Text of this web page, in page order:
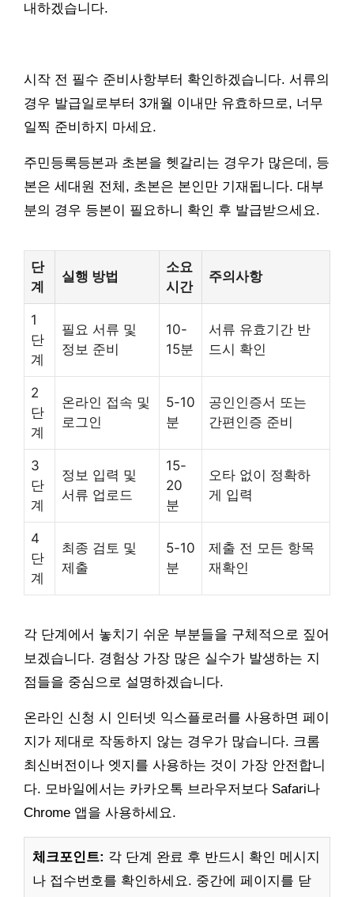
내하겠습니다.
시작 전 필수 준비사항부터 확인하겠습니다. 서류의
경우 발급일로부터 3개월 이내만 유효하므로, 너무
일찍 준비하지 마세요.
주민등록등본과 초본을 헷갈리는 경우가 많은데, 등
본은 세대원 전체, 초본은 본인만 기재됩니다. 대부
분의 경우 등본이 필요하니 확인 후 발급받으세요.
단
계
실행 방법
소요
시간
주의사항
1
단
계
필요 서류 및
정보 준비
10-
15분
서류 유효기간 반
드시 확인
2
단
계
온라인 접속 및
로그인
5-10
분
공인인증서 또는
간편인증 준비
3
단
계
정보 입력 및
서류 업로드
15-
20
분
오타 없이 정확하
게 입력
4
단
계
최종 검토 및
제출
5-10
분
제출 전 모든 항목
재확인
각 단계에서 놓치기 쉬운 부분들을 구체적으로 짚어
보겠습니다. 경험상 가장 많은 실수가 발생하는 지
점들을 중심으로 설명하겠습니다.
온라인 신청 시 인터넷 익스플로러를 사용하면 페이
지가 제대로 작동하지 않는 경우가 많습니다. 크롬
최신버전이나 엣지를 사용하는 것이 가장 안전합니
다. 모바일에서는 카카오톡 브라우저보다 Safari나
Chrome 앱을 사용하세요.
체크포인트: 각 단계 완료 후 반드시 확인 메시지
나 접수번호를 확인하세요. 중간에 페이지를 닫